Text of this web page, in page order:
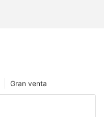
Gran venta